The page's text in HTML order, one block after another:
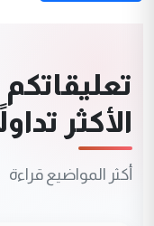
الأكثر
أكثر المواضيع قراءة